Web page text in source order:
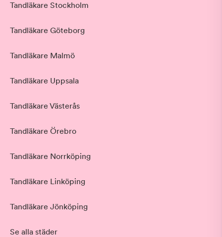
Tandläkare Stockholm
Tandläkare Göteborg
Tandläkare Malmö
Tandläkare Uppsala
Tandläkare Västerås
Tandläkare Örebro
Tandläkare Norrköping
Tandläkare Linköping
Tandläkare Jönköping
Se alla städer